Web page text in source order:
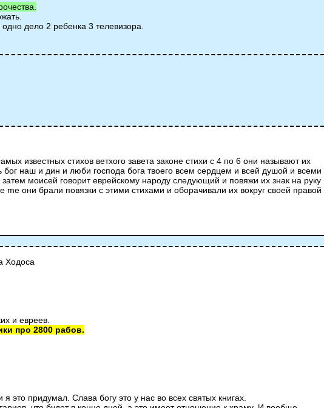
дело 2 ребенка 3 телевизора.
известных стихов ветхого завета законе стихи с 4 по 6 они называют их
наш и дин и люби господа бога твоего всем сердцем и всей душой и всеми
моисей говорит еврейскому народу следующий и повяжи их знак на руку
они брали повязки с этими стихами и оборачивали их вокруг своей правой
Ходоса
и евреев.
про 2800 рабов.
придумал. Слава богу это у нас во всех святых книгах.